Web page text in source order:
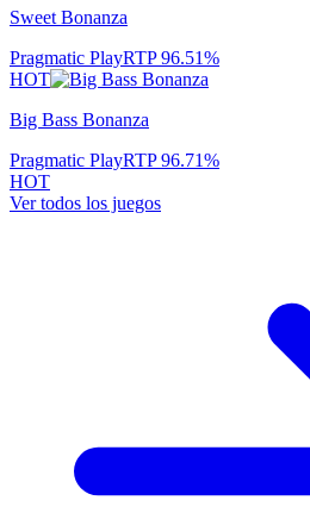
Sweet Bonanza
Pragmatic PlayRTP96.51%
HOT
Big Bass Bonanza
Pragmatic PlayRTP96.71%
HOT
Ver todos los juegos